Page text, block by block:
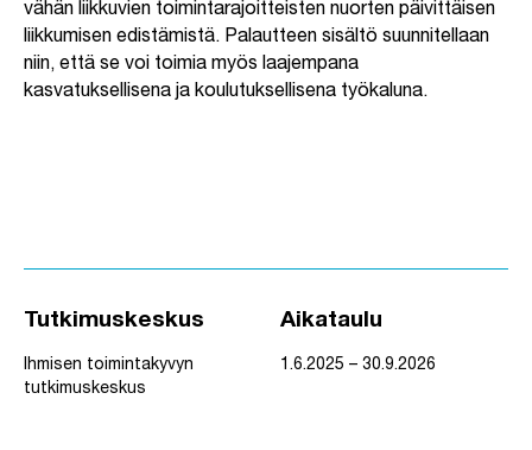
vähän liikkuvien toimintarajoitteisten nuorten päivittäisen
liikkumisen edistämistä. Palautteen sisältö suunnitellaan
niin, että se voi toimia myös laajempana
kasvatuksellisena ja koulutuksellisena työkaluna.
Tutkimuskeskus
Ihmisen toimintakyvyn
tutkimuskeskus
Aikataulu
1.6.2025 – 30.9.2026